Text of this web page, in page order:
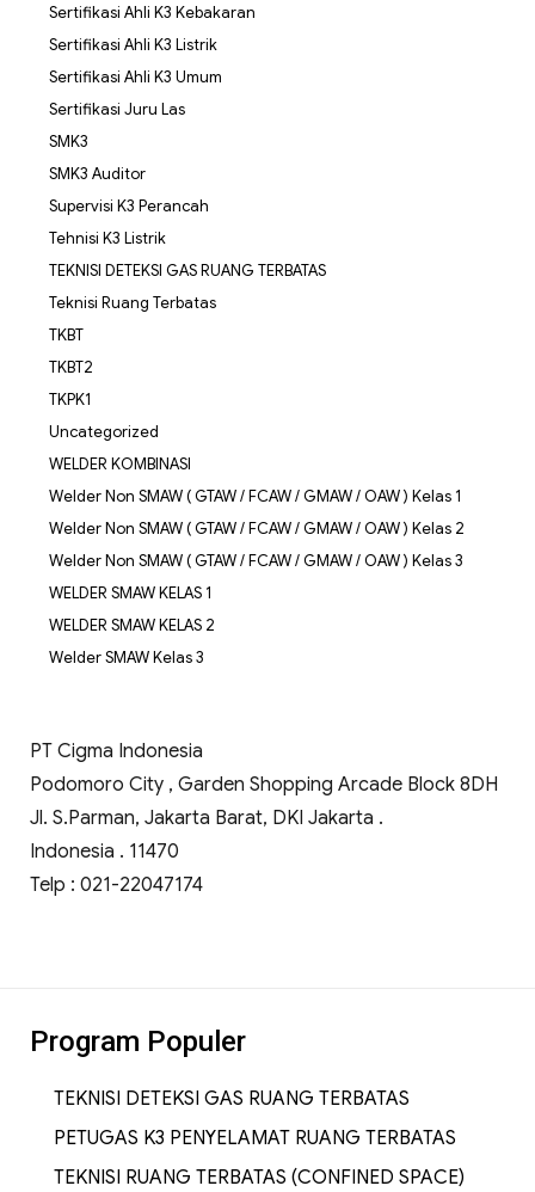
Sertifikasi Ahli K3 Kebakaran
Sertifikasi Ahli K3 Listrik
Sertifikasi Ahli K3 Umum
Sertifikasi Juru Las
SMK3
SMK3 Auditor
Supervisi K3 Perancah
Tehnisi K3 Listrik
TEKNISI DETEKSI GAS RUANG TERBATAS
Teknisi Ruang Terbatas
TKBT
TKBT2
TKPK1
Uncategorized
WELDER KOMBINASI
Welder Non SMAW ( GTAW / FCAW / GMAW / OAW ) Kelas 1
Welder Non SMAW ( GTAW / FCAW / GMAW / OAW ) Kelas 2
Welder Non SMAW ( GTAW / FCAW / GMAW / OAW ) Kelas 3
WELDER SMAW KELAS 1
WELDER SMAW KELAS 2
Welder SMAW Kelas 3
PT Cigma Indonesia
Podomoro City , Garden Shopping Arcade Block 8DH
Jl. S.Parman, Jakarta Barat, DKI Jakarta .
Indonesia . 11470
Telp : 021-22047174
Program Populer
TEKNISI DETEKSI GAS RUANG TERBATAS
PETUGAS K3 PENYELAMAT RUANG TERBATAS
TEKNISI RUANG TERBATAS (CONFINED SPACE)